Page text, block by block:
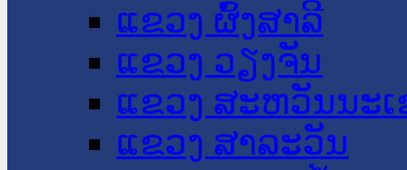
ແຂວງ ຜົ້ງສາລີ
ແຂວງ ວຽງຈັນ
ແຂວງ ສະຫວັນນະ
ແຂວງ ສາລະວັນ